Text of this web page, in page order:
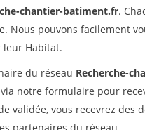
chantier-batiment.fr.
Nous pouvons facilement
leur Habitat.
du réseau Recherche-
notre formulaire pour
validée, vous recevrez des